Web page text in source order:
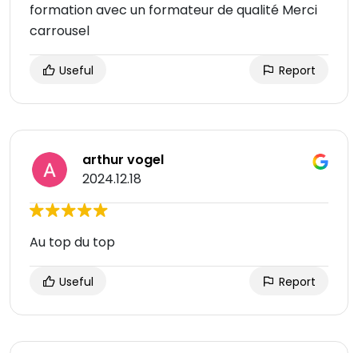
formation avec un formateur de qualité Merci
carrousel
Useful Report
arthur vogel
2024.12.18
Au top du top
Useful Report